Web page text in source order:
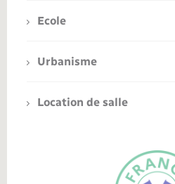
Ecole
Urbanisme
Location de salle